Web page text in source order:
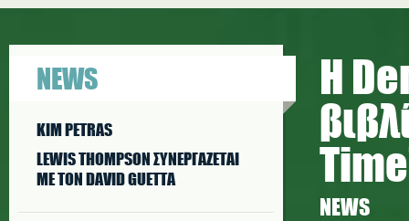
NEWS
KIM PETRAS
LEWIS THOMPSON ΣΥΝΕΡΓAΖΕΤΑΙ
ΜΕ ΤΟΝ DAVID GUETTA
Η
NEWS